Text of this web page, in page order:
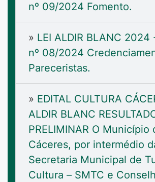
nº 09/2024 Fomento.
» LEI ALDIR BLANC 2024
nº 08/2024
Pareceristas.
» EDITAL CULTURA
ALDIR BLANC
PRELIMINAR O Município
Cáceres, por intermédio
Secretaria Municipal de
Cultura – SMTC e